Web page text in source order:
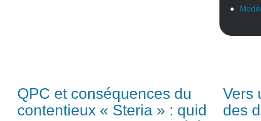
QPC et conséquences du
contentieux « Steria » : quid
Vers
des